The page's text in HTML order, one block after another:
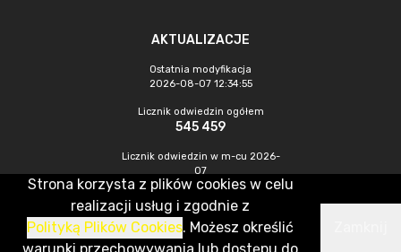
AKTUALIZACJE
Ostatnia modyfikacja
2026-08-07 12:34:55
Licznik odwiedzin ogółem
545 459
Licznik odwiedzin w m-cu 2026-
07
1 475
CMS & Hosting: Nefeni Sp. z o.o.
Strona korzysta z plików cookies w celu
realizacji usług i zgodnie z
Polityką Plików Cookies. Możesz określić